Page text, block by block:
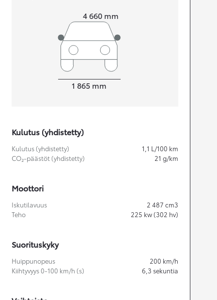
4 660 mm
1 865 mm
Kulutus (yhdistetty)
Kulutus (yhdistetty) 1,1 L/100 km
CO₂-päästöt (yhdistetty)
21 g/km
Moottori
Iskutilavuus 2 487 cm3
Teho
225 kw (302 hv)
Suorituskyky
Huippunopeus 200 km/h
Kiihtyvyys 0-100 km/h (s)
6,3 sekuntia